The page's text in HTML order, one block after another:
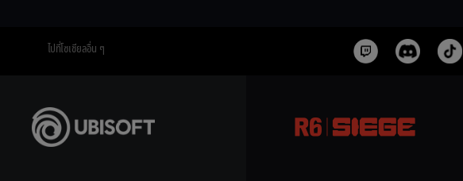
ไปที่โซเชียลอื่น ๆ